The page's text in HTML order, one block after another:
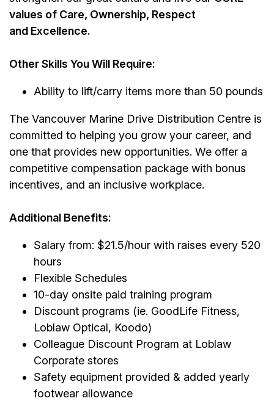
values of Care, Ownership, Respect
and Excellence.
Other Skills You Will Require:
Ability to lift/carry items more than 50 pounds
The Vancouver Marine Drive Distribution Centre is
committed to helping you grow your career, and
one that provides new opportunities. We offer a
competitive compensation package with bonus
incentives, and an inclusive workplace.
Additional Benefits:
Salary from: $21.5/hour with raises every 520
hours
Flexible Schedules
10-day onsite paid training program
Discount programs (ie. GoodLife Fitness,
Loblaw Optical, Koodo)
Colleague Discount Program at Loblaw
Corporate stores
Safety equipment provided & added yearly
footwear allowance